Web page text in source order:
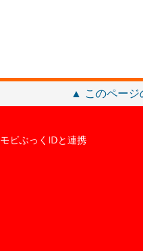
▲ このページ
モビぶっくIDと連携